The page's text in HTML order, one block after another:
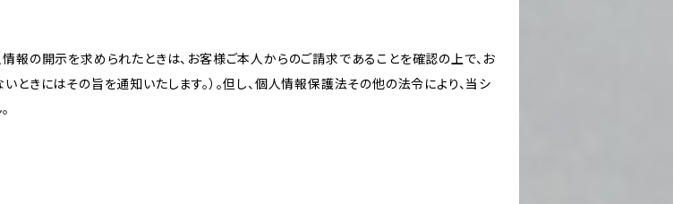
報の開示を求められたときは、お客様ご本人からのご請求であることを確認の上で、お
きにはその旨を通知いたします。）。但し、個人情報保護法その他の法令により、当シ